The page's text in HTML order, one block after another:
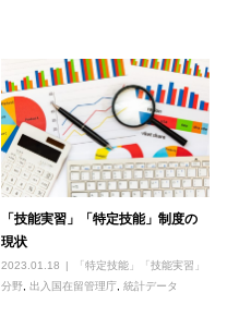
「技能実習」「特定技能」制度の
現状
2023.01.18
「特定技能」「技能実習」
分野,出入国在留管理庁,統計データ